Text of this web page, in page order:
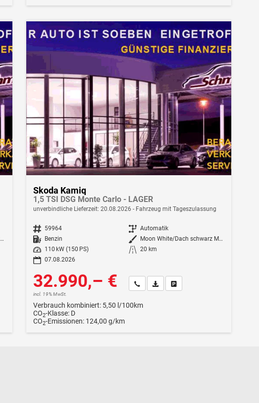
Graphite Grau/Dach schwarz Metallic (5X1Z)
Skoda Kamiq
1,5 TSI DSG Monte Carlo - LAGER
unverbindliche Lieferzeit: 20.08.2026 Fahrzeug mit Tageszulassung
Fahrzeugnr. 59964 Getriebe Automatik
Kraftstoff
Benzin Außenfarbe
Moon White/Dach schwarz Metallic (2Y1Z)
Leistung
110 kW (150 PS) Kilometerstand 20 km
07.08.2026
32.990,– €
incl. 19% MwSt.
Wir rufen Sie anFahrzeugexposé (PDF)
Fahrzeug parken
Verbrauch kombiniert: 5,50 l/100km
CO2-Klasse: D
CO2-Emissionen: 124,00 g/km